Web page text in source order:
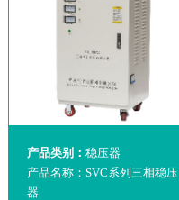
产品类别： 稳压器
产品名称：SVC系列三相稳压
器